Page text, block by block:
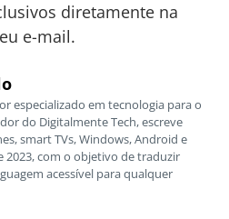
diretamente na
e-mail.
especializado em tecnologia para o
do Digitalmente Tech, escreve
smart TVs, Windows, Android e
2023, com o objetivo de traduzir
acessível para qualquer